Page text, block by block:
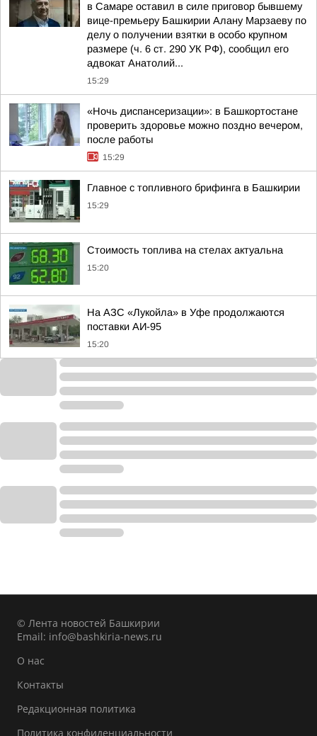
в Самаре оставил в силе приговор бывшему
вице-премьеру Башкирии Алану Марзаеву по
делу о получении взятки в особо крупном
размере (ч. 6 ст. 290 УК РФ), сообщил его
адвокат Анатолий...
15:29
«Ночь диспансеризации»: в Башкортостане
проверить здоровье можно поздно вечером,
после работы
15:29
Главное с топливного брифинга в Башкирии
15:29
Стоимость топлива на стелах актуальна
15:20
На АЗС «Лукойла» в Уфе продолжаются
поставки АИ-95
15:20
© Лента новостей Башкирии
Email: info@bashkiria-news.ru
О нас
Контакты
Редакционная политика
Политика конфиденциальности